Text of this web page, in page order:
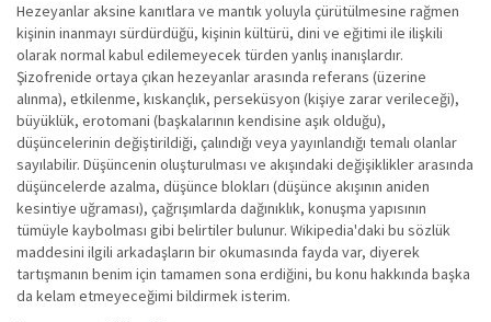
Hezeyanlar aksine kanıtlara ve mantık yoluyla çürütülmesine rağmen
kişinin inanmayı sürdürdüğü, kişinin kültürü, dini ve eğitimi ile ilişkili
olarak normal kabul edilemeyecek türden yanlış inanışlardır.
Şizofrenide ortaya çıkan hezeyanlar arasında referans (üzerine
alınma), etkilenme, kıskançlık, perseküsyon (kişiye zarar verileceği),
büyüklük, erotomani (başkalarının kendisine aşık olduğu),
düşüncelerinin değiştirildiği, çalındığı veya yayınlandığı temalı olanlar
sayılabilir. Düşüncenin oluşturulması ve akışındaki değişiklikler arasında
düşüncelerde azalma, düşünce blokları (düşünce akışının aniden
kesintiye uğraması), çağrışımlarda dağınıklık, konuşma yapısının
tümüyle kaybolması gibi belirtiler bulunur. Wikipedia'daki bu sözlük
maddesini ilgili arkadaşların bir okumasında fayda var, diyerek
tartışmanın benim için tamamen sona erdiğini, bu konu hakkında başka
da kelam etmeyeceğimi bildirmek isterim.